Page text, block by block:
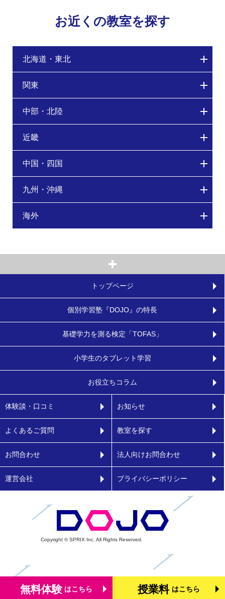
お近くの教室を探す
北海道・東北
関東
中部・北陸
近畿
中国・四国
九州・沖縄
海外
トップページ
個別学習塾『DOJO』の特長
基礎学力を測る検定「TOFAS」
小学生のタブレット学習
お役立ちコラム
体験談・口コミ お知らせ
よくあるご質問 教室を探す
お問合わせ 法人向けお問合わせ
運営会社 プライバシーポリシー
Copyright © SPRIX Inc. All Rights Reserved.
無料体験 はこちら 授業料 はこちら